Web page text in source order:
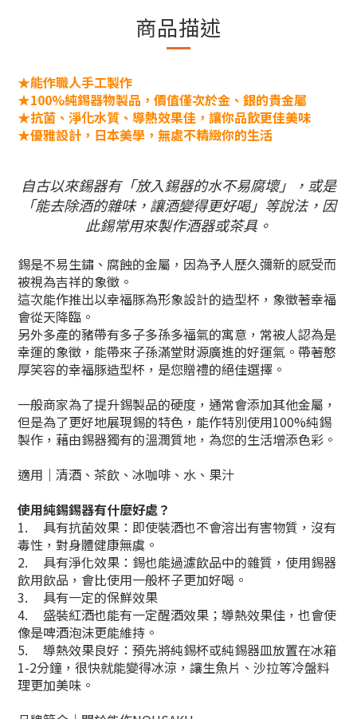
商品描述
★能作職人手工製作
★100%純錫器物製品，價值僅次於金、銀的貴金屬
★抗菌、淨化水質、導熱效果佳，讓你品飲更佳美味
★優雅設計，日本美學，無處不精緻你的生活
自古以來錫器有「放入錫器的水不易腐壞」，或是
「能去除酒的雜味，讓酒變得更好喝」等說法，因
此錫常用來製作酒器或茶具。
錫是不易生鏽、腐蝕的金屬，因為予人歷久彌新的感受而
被視為吉祥的象徵。
這次能作推出以幸福豚為形象設計的造型杯，象徵著幸福
會從天降臨。
另外多產的豬帶有多子多孫多福氣的寓意，常被人認為是
幸運的象徵，能帶來子孫滿堂財源廣進的好運氣。帶著憨
厚笑容的幸福豚造型杯，是您贈禮的絕佳選擇。
一般商家為了提升錫製品的硬度，通常會添加其他金屬，
但是為了更好地展現錫的特色，能作特別使用100%純錫
製作，藉由錫器獨有的溫潤質地，為您的生活增添色彩。
適用｜清酒、茶飲、冰咖啡、水、果汁
使用純錫錫器有什麼好處？
1.
具有抗菌效果：即使裝酒也不會溶出有害物質，沒有
毒性，對身體健康無虞。
2.
具有淨化效果：錫也能過濾飲品中的雜質，使用錫器
飲用飲品，會比使用一般杯子更加好喝。
3.
具有一定的保鮮效果
4.
盛裝紅酒也能有一定醒酒效果；導熱效果佳，也會使
像是啤酒泡沫更能維持。
5.
導熱效果良好：預先將純錫杯或純錫器皿放置在冰箱
1-2分鐘，很快就能變得冰涼，讓生魚片、沙拉等冷盤料
理更加美味。